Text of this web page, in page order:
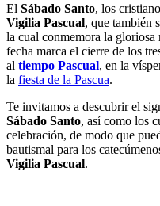
El Sábado Santo, los
Vigilia Pascual, que también
la cual conmemora la gloriosa
fecha marca el cierre de los
al tiempo Pascual, en la
la fiesta de la Pascua.
Te invitamos a descubrir el
Sábado Santo, así como los
celebración, de modo que
bautismal para los
Vigilia Pascual.